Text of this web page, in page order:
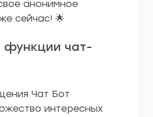
анонимное
сейчас! 🌟
функции чат-
Чат Бот
интересных